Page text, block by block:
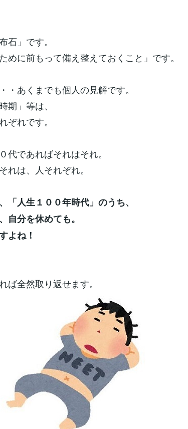
石」です。
めに前もって備え整えておくこと」です。
・あくまでも個人の見解です。
期」等は、
ぞれです。
代であればそれはそれ。
れは、人それぞれ。
「人生１００年時代」のうち、
自分を休めても。
よね！
ば全然取り返せます。